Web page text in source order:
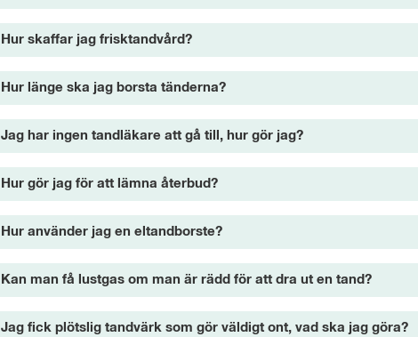
Hur skaffar jag frisktandvård?
Hur länge ska jag borsta tänderna?
Jag har ingen tandläkare att gå till, hur gör jag?
Hur gör jag för att lämna återbud?
Hur använder jag en eltandborste?
Kan man få lustgas om man är rädd för att dra ut en tand?
Jag fick plötslig tandvärk som gör väldigt ont, vad ska jag göra?